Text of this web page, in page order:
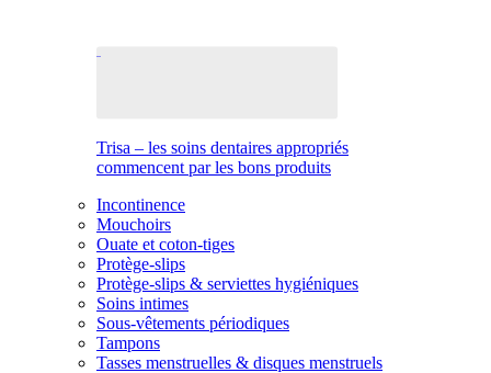
Trisa – les soins dentaires appropriés
commencent par les bons produits
Incontinence
Mouchoirs
Ouate et coton-tiges
Protège-slips
Protège-slips & serviettes hygiéniques
Soins intimes
Sous-vêtements périodiques
Tampons
Tasses menstruelles & disques menstruels